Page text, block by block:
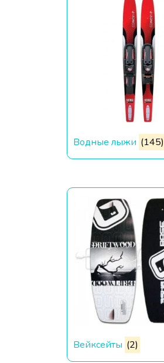
Bодные лыжи (145)
Вейксейты (2)